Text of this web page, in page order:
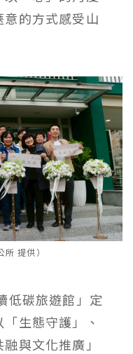
的方式感受山
提供）
低碳旅遊館」定
生態守護」、
與文化推廣」